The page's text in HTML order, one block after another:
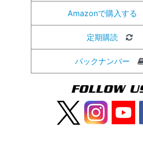
Amazonで購入する
定期購読
バックナンバー